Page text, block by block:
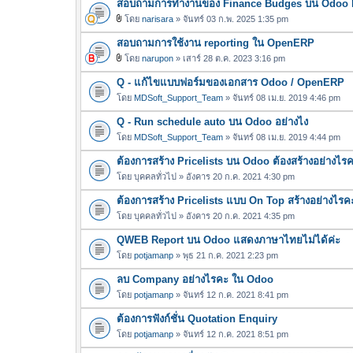
น
บ
ฟ
ล์
แ
น
บ
สอบถามการทำงานของ Finance Budges บน Odoo
ฟ
ล์
แ
น
บ
โดย narisara » จันทร์ 03 ก.พ. 2025 1:35 pm
สอบถามการใช้งาน reporting ใน OpenERP
ฟ
ล์
แ
น
บ
โดย narupon » เสาร์ 28 ต.ค. 2023 3:16 pm
Q - แก้ไขแบบฟอร์มของเอกสาร Odoo / OpenERP
โดย MDSoft_Support_Team » จันทร์ 08 เม.ย. 2019 4:46 pm
Q - Run schedule auto บน Odoo อย่างไง
โดย MDSoft_Support_Team » จันทร์ 08 เม.ย. 2019 4:44 pm
ต้องการสร้าง Pricelists บน Odoo ต้องสร้างอย่างไร
โดย บุคคลทั่วไป » อังคาร 20 ก.ค. 2021 4:30 pm
ต้องการสร้าง Pricelists แบบ On Top สร้างอย่างไรค
โดย บุคคลทั่วไป » อังคาร 20 ก.ค. 2021 4:35 pm
QWEB Report บน Odoo แสดงภาษาไทยไม่ได้ค่ะ
โดย potjamanp » พุธ 21 ก.ค. 2021 2:23 pm
ลบ Company อย่างไรคะ ใน Odoo
โดย potjamanp » จันทร์ 12 ก.ค. 2021 8:41 pm
ต้องการฟังก์ชั่น Quotation Enquiry
โดย potjamanp » จันทร์ 12 ก.ค. 2021 8:51 pm